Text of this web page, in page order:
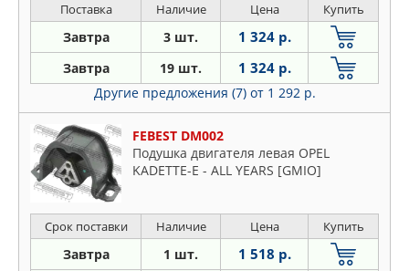
Поставка Наличие Цена Купить
Завтра 3 шт. 1 324 р.
Завтра 19 шт. 1 324 р.
Другие предложения (7) от 1 292 р.
FEBEST DM002
Подушка двигателя левая OPEL
KADETTE-E - ALL YEARS [GMIO]
Срок поставки Наличие Цена Купить
Завтра 1 шт. 1 518 р.